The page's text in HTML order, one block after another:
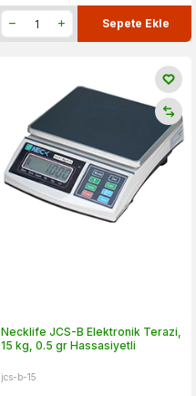
Sepete Ekle
Necklife JCS-B Elektronik Terazi,
15 kg, 0.5 gr Hassasiyetli
jcs-b-15